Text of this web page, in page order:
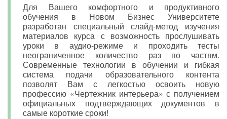
Для Вашего комфортного и продуктивного
обучения в Новом Бизнес Университете
разработан специальный слайд-метод изучения
материалов курса с возможность прослушивать
уроки в аудио-режиме и проходить тесты
неограниченное количество раз по частям.
Современные технологии в обучении и гибкая
система подачи образовательного контента
позволят Вам с легкостью освоить новую
профессию «Чертежник интерьера» с получением
официальных подтверждающих документов в
самые короткие сроки!